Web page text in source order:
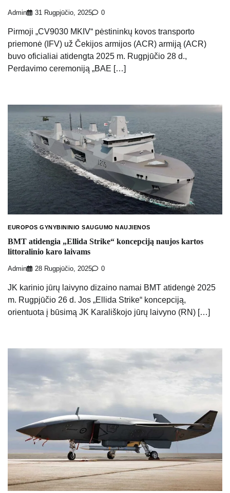
Admin 31 Rugpjūčio, 2025 0
Pirmoji „CV9030 MKIV“ pėstininkų kovos transporto
priemonė (IFV) už Čekijos armijos (ACR) armiją (ACR)
buvo oficialiai atidengta 2025 m. Rugpjūčio 28 d.,
Perdavimo ceremoniją „BAE […]
EUROPOS GYNYBININIO SAUGUMO NAUJIENOS
BMT atidengia „Ellida Strike“ koncepciją naujos kartos
littoralinio karo laivams
Admin 28 Rugpjūčio, 2025 0
JK karinio jūrų laivyno dizaino namai BMT atidengė 2025
m. Rugpjūčio 26 d. Jos „Ellida Strike“ koncepciją,
orientuota į būsimą JK Karališkojo jūrų laivyno (RN) […]